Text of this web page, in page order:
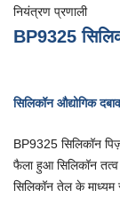
नियंत्रण प्रणाली
BP9325
सिलिकॉन औद्योगिक
BP9325 सिलिकॉन
फैला हुआ सिलिकॉन
सिलिकॉन तेल के माध्यम